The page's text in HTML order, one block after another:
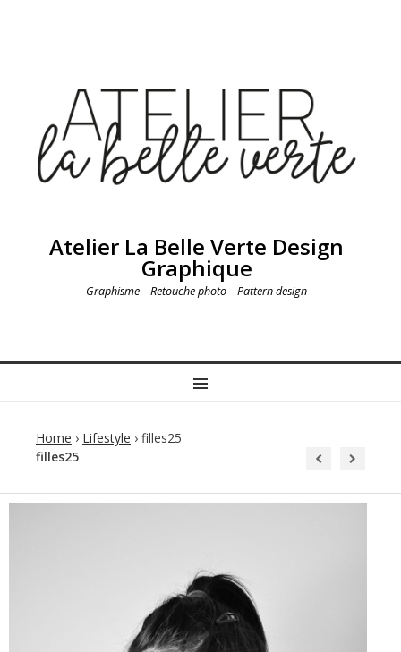
Atelier La Belle Verte Design
Graphique
Graphisme – Retouche photo – Pattern design
MENU
Home › Lifestyle › filles25
filles25